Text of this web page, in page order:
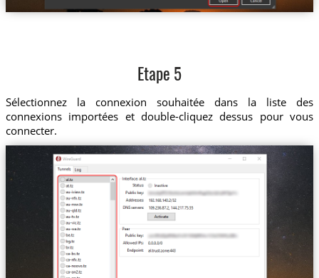
Etape 5
Sélectionnez la connexion souhaitée dans la liste des
connexions importées et double-cliquez dessus pour vous
connecter.